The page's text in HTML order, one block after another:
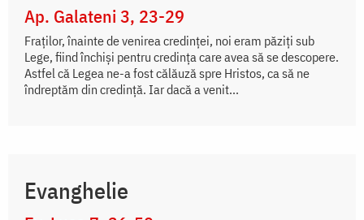
Ap. Galateni 3, 23-29
Fraţilor, înainte de venirea credinţei, noi eram păziţi sub
Lege, fiind închişi pentru credinţa care avea să se descopere.
Astfel că Legea ne-a fost călăuză spre Hristos, ca să ne
îndreptăm din credinţă. Iar dacă a venit...
Evanghelie